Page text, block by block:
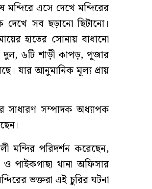
এসে দেখে মন্দিরের
দেখে সব ছড়ানো ছিটানো।
হাতের সোনায় বাধানো
৬টি শাড়ী কাপড়, পূজার
যার আনুমানিক মূল্য প্রায়
সাধারণ সম্পাদক অধ্যাপক
মন্দির পরিদর্শন করেছেন,
পাইকগাছা থানা অফিসার
ভক্তরা এই চুরির ঘটনা